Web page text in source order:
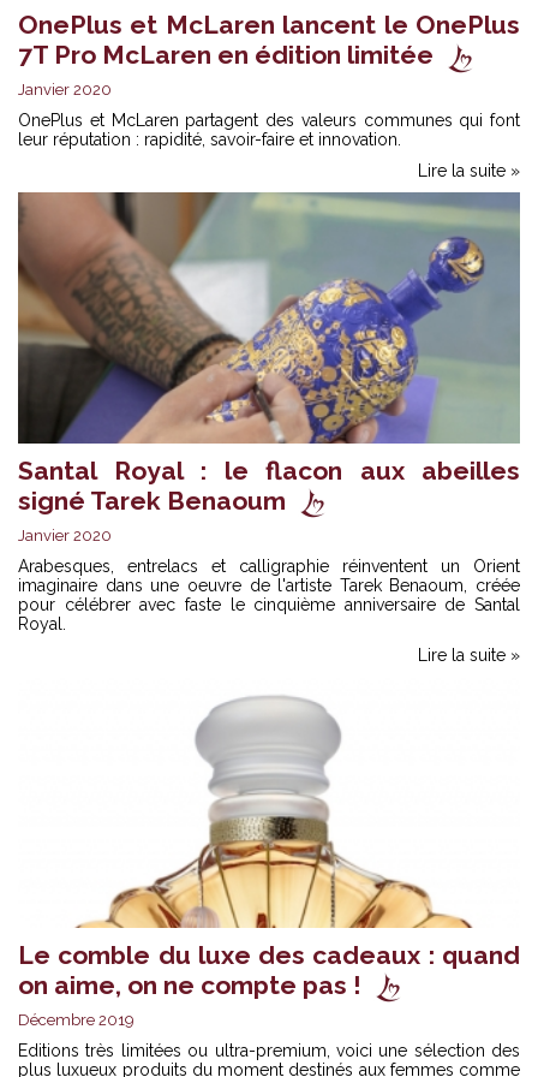
OnePlus et McLaren lancent le OnePlus
7T Pro McLaren en édition limitée
Janvier 2020
OnePlus et McLaren partagent des valeurs communes qui font
leur réputation : rapidité, savoir-faire et innovation.
Lire la suite »
Santal Royal : le flacon aux abeilles
signé Tarek Benaoum
Janvier 2020
Arabesques, entrelacs et calligraphie réinventent un Orient
imaginaire dans une oeuvre de l'artiste Tarek Benaoum, créée
pour célébrer avec faste le cinquième anniversaire de Santal
Royal.
Lire la suite »
Le comble du luxe des cadeaux : quand
on aime, on ne compte pas !
Décembre 2019
Editions très limitées ou ultra-premium, voici une sélection des
plus luxueux produits du moment destinés aux femmes comme